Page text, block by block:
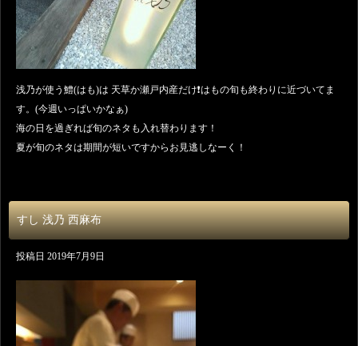
浅乃が使う鱧(はも)は 天草か瀬戸内産だけ❗️はもの旬も終わりに近づいてま
す。(今週いっぱいかなぁ)
海の日を過ぎれば旬のネタも入れ替わります！
夏が旬のネタは期間が短いですからお見逃しなーく！
すし 浅乃 西麻布
投稿日 2019年7月9日